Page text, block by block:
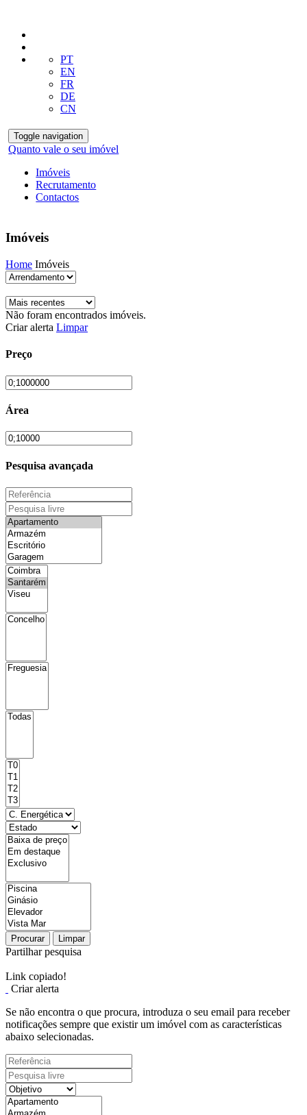
PT
EN
FR
DE
CN
Toggle navigation
Quanto vale o seu imóvel
Imóveis
Recrutamento
Contactos
Imóveis
Home Imóveis
Não foram encontrados imóveis.
Criar alerta Limpar
Preço
Área
Pesquisa avançada
Procurar Limpar
Partilhar pesquisa
Link copiado!
Criar alerta
Se não encontra o que procura, introduza o seu email para receber
notificações sempre que existir um imóvel com as características
abaixo selecionadas.